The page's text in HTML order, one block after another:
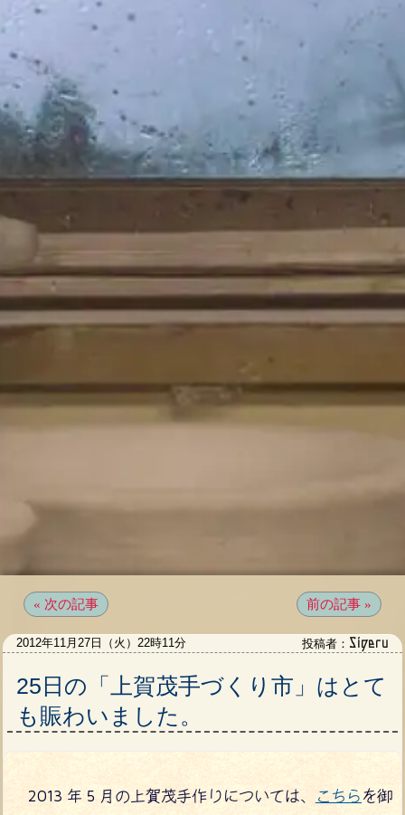
« 次の記事 前の記事 »
25日の「上賀茂手づくり市」はとて
も賑わいました。
投稿者： Sigeru
2012年11月27日（火）22時11分
2013 年 5 月の上賀茂手作りについては、 こちら を御